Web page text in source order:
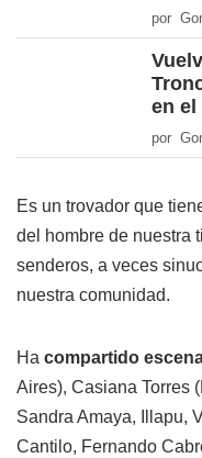
por
en el
por
Es un trovador que
del hombre de nuestra
senderos, a veces
nuestra comunidad.
Ha compartido
Aires), Casiana Torres
Sandra Amaya, Illapu,
Cantilo, Fernando